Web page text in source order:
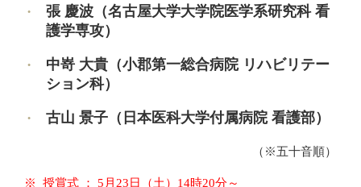
張 慶波（名古屋大学大学院医学系研究科 看
護学専攻）
中嵜 大貴（小郡第一総合病院 リハビリテー
ション科）
古山 景子（日本医科大学付属病院 看護部）
（※五十音順）
授賞式 ： 5月23日（土）14時20分～